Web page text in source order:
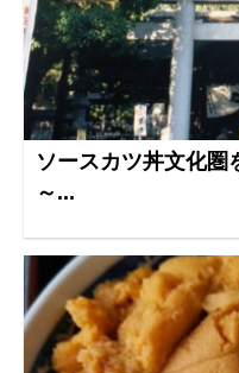
ソースカツ丼文化圏
～...